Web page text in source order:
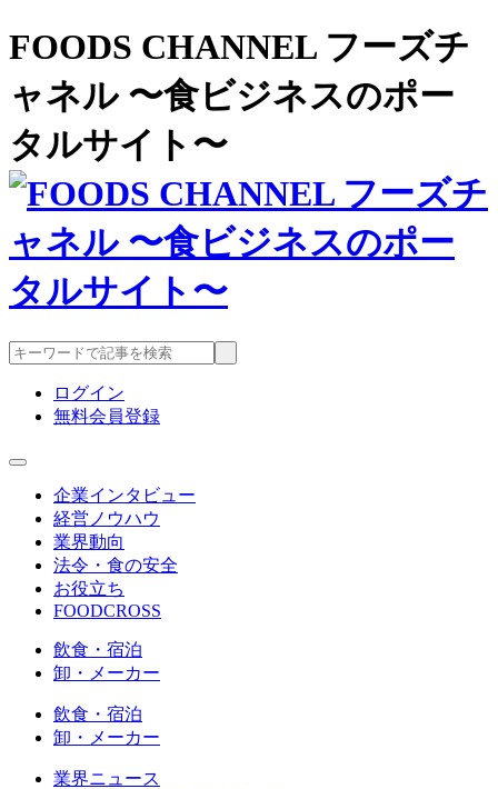
FOODS CHANNEL フーズチ
ャネル 〜食ビジネスのポー
タルサイト〜
ログイン
無料会員登録
企業インタビュー
経営ノウハウ
業界動向
法令・食の安全
お役立ち
FOODCROSS
飲食・宿泊
卸・メーカー
飲食・宿泊
卸・メーカー
業界ニュース